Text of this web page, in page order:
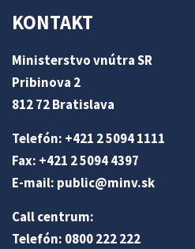
KONTAKT
Ministerstvo vnútra SR
Pribinova 2
812 72 Bratislava
Telefón: +421 2 5094 1111
Fax: +421 2 5094 4397
E-mail: public@minv.sk
Call centrum:
Telefón: 0800 222 222